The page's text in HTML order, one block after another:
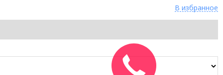
В избранное